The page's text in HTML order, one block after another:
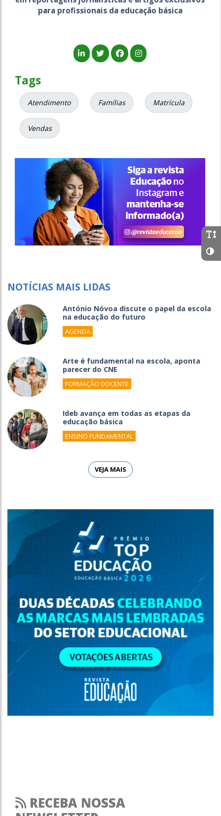
para profissionais da educação básica
Tags
Atendimento Famílias Matrícula
Vendas
NOTÍCIAS MAIS LIDAS
António Nóvoa discute o papel da escola
na educação do futuro
AGENDA
Arte é fundamental na escola, aponta
parecer do CNE
FORMAÇÃO DOCENTE
Ideb avança em todas as etapas da
educação básica
ENSINO FUNDAMENTAL
VEJA MAIS
RECEBA NOSSA